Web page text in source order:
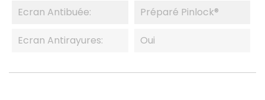
Ecran Antibuée: Préparé Pinlock®
Ecran Antirayures: Oui